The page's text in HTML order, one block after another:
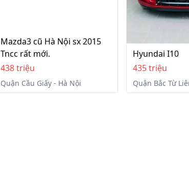
Mazda3 cũ Hà Nội sx 2015
Tncc rất mới.
438 triệu
Quận Cầu Giấy - Hà Nội
Hyundai I10
435 triệu
Quận Bắc Từ